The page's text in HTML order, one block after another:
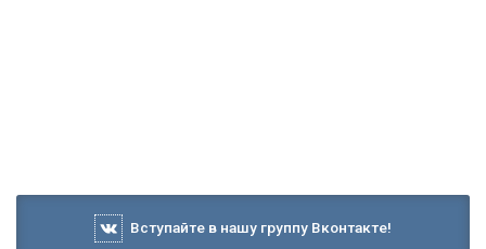
Вступайте в нашу группу Вконтакте!